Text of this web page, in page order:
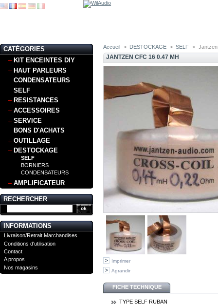
CATÉGORIES
KIT ENCEINTES DIY
HAUT PARLEURS
CONDENSATEURS
SELF
RESISTANCES
ACCESSOIRES
SERVICE
BONS D'ACHATS
OUTILLAGE
DESTOCKAGE
SELF
BORNIERS
CONDENSATEURS
AMPLIFICATEUR
RECHERCHER
INFORMATIONS
Livraison/Retrait Marchandises
Conditions d'utilisation
Contact
A propos
Nos magasins
Accueil > DESTOCKAGE > SELF >
JANTZEN CFC 16 0.47 MH
Imprimer
Agrandir
FICHE TECHNIQUE
TYPE SELF RUBAN